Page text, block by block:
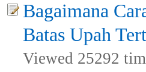
Bagaimana
Batas Upah
Viewed 25292